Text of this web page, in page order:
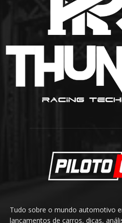
Tudo sobre o mundo automotivo
lançamentos de carros, dicas,